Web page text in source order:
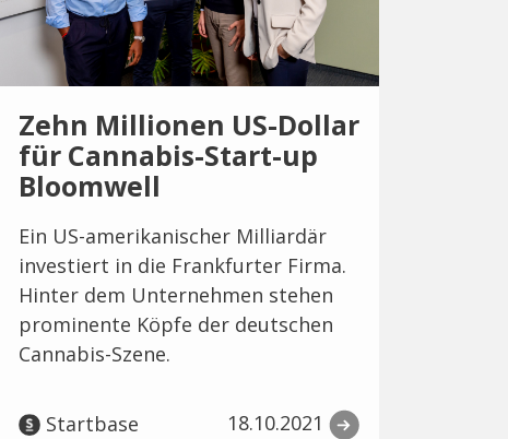
Zehn Millionen US-Dollar
für Cannabis-Start-up
Bloomwell
Ein US-amerikanischer Milliardär
investiert in die Frankfurter Firma.
Hinter dem Unternehmen stehen
prominente Köpfe der deutschen
Cannabis-Szene.
Startbase 18.10.2021